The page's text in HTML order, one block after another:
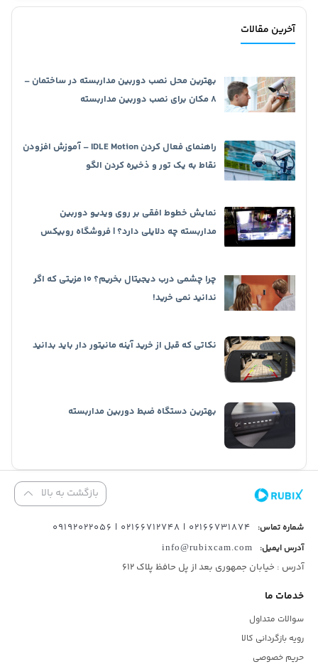
آخرین مقالات
بهترین محل نصب دوربین مداربسته در ساختمان –
8 مکان برای نصب دوربین مداربسته
راهنمای فعال کردن IDLE Motion – آموزش افزودن
نقاط به یک تور و ذخیره کردن الگو
نمایش خطوط افقی بر روی ویدیو دوربین
مداربسته چه دلایلی دارد؟ | فروشگاه روبیکس
چرا چشمی درب دیجیتال بخریم؟ 10 مزیتی که اگر
ندانید نمی خرید!
نکاتی که قبل از خرید آینه مانیتور دار باید بدانید
بهترین دستگاه ضبط دوربین مداربسته
بازگشت به بالا
شماره تماس: 02166731874 | 02166712748 | 09192022056
آدرس ایمیل: info@rubixcam.com
آدرس : خیابان جمهوری بعد از پل حافظ پلاک ۶۱۲
خدمات ما
سوالات متداول
رویه بازگردانی کالا
حریم خصوصی